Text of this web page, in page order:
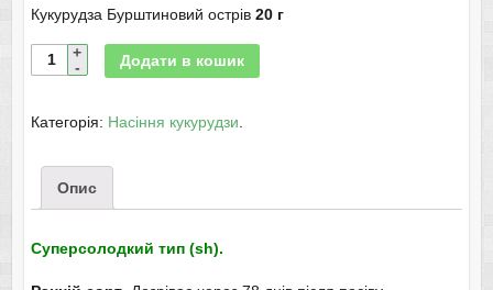
Кукурудза Бурштиновий острів 20 г
Додати в кошик
Категорія: Насіння кукурудзи
Опис
Суперсолодкий тип (sh).